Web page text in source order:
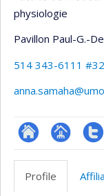
physiologie
Pavillon Paul-G.-
514 343-6111
ResearchGate
Page
Profile